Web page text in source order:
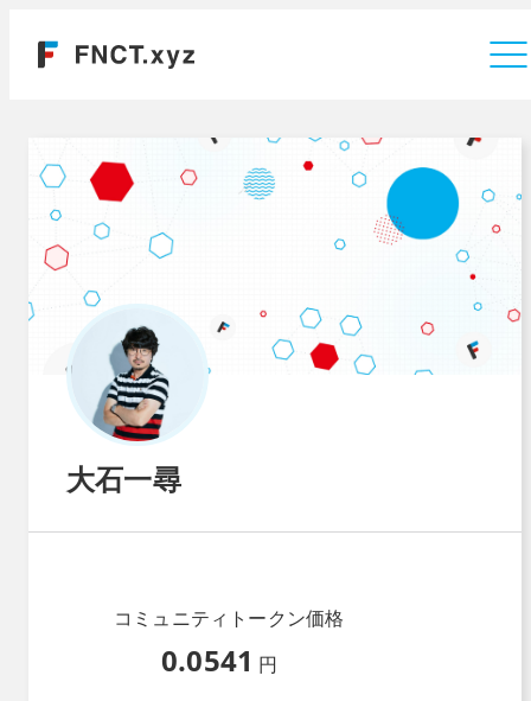
大石一尋
コミュニティトークン価格
0.0541 円